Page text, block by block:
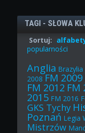
TAGI - SŁOWA
Sortuj:
popularności
Anglia Brazylia
2008 FM 2009
FM 2012 FM
2015 FM 2016
GKS Tychy
Poznań Legia
Mistrzów